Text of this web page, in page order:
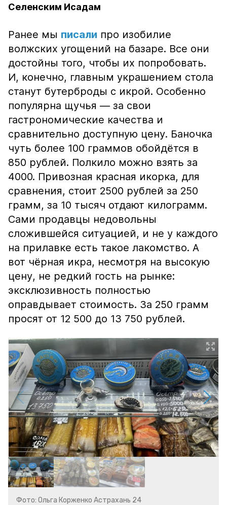
Селенским Исадам
Ранее мы писали про изобилие
волжских угощений на базаре. Все они
достойны того, чтобы их попробовать.
И, конечно, главным украшением стола
станут бутерброды с икрой. Особенно
популярна щучья — за свои
гастрономические качества и
сравнительно доступную цену. Баночка
чуть более 100 граммов обойдётся в
850 рублей. Полкило можно взять за
4000. Привозная красная икорка, для
сравнения, стоит 2500 рублей за 250
грамм, за 10 тысяч отдают килограмм.
Сами продавцы недовольны
сложившейся ситуацией, и не у каждого
на прилавке есть такое лакомство. А
вот чёрная икра, несмотря на высокую
цену, не редкий гость на рынке:
эксклюзивность полностью
оправдывает стоимость. За 250 грамм
просят от 12 500 до 13 750 рублей.
Фото: Ольга Корженко Астрахань 24